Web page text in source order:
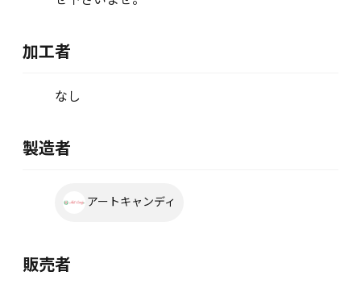
加工者
なし
製造者
アートキャンディ
販売者